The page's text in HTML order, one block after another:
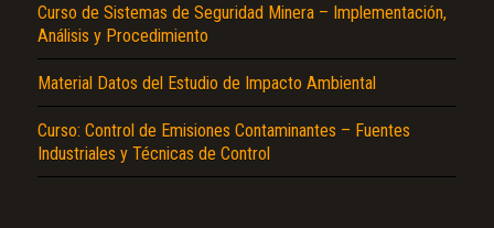
Curso de Sistemas de Seguridad Minera – Implementación,
Análisis y Procedimiento
Material Datos del Estudio de Impacto Ambiental
Curso: Control de Emisiones Contaminantes – Fuentes
Industriales y Técnicas de Control
Texto o Imagen de portada son erróneos.
No carga o no se visualiza el contenido.